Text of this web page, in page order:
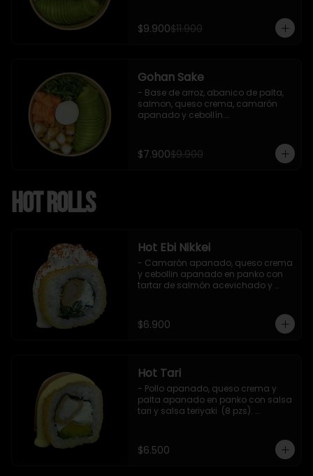
$9.900$11.900
Gohan Sake
- Base de arroz, abanico de palta,
salmon, queso crema, camarón
apanado y cebollín.
$7.900$9.900
Hot Rolls
Hot Ebi Nikkei
- Camarón apanado, queso crema
y cebollin apanado en panko con
tartar de salmón acevichado y
$6.900
Hot Tari
- Pollo apanado, queso crema y
palta apanado en panko con salsa
tari y salsa teriyaki  (8 pzs).
$6.500